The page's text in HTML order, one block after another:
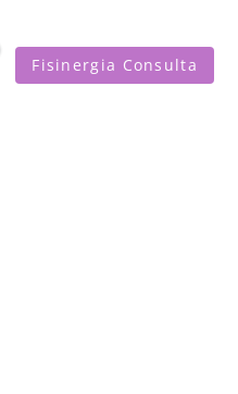
Fisinergia Consulta